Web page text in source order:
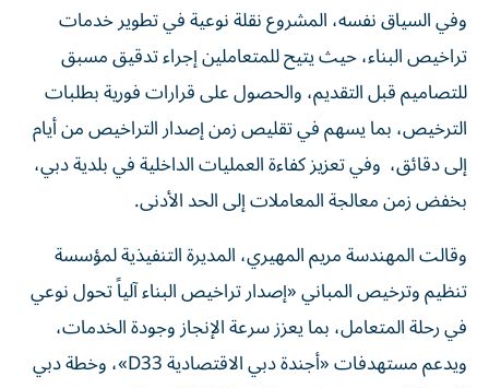
وفي السياق نفسه، المشروع نقلة نوعية في تطوير خدمات
تراخيص البناء، حيث يتيح للمتعاملين إجراء تدقيق مسبق
للتصاميم قبل التقديم، والحصول على قرارات فورية بطلبات
الترخيص، بما يسهم في تقليص زمن إصدار التراخيص من أيام
إلى دقائق، وفي تعزيز كفاءة العمليات الداخلية في بلدية دبي،
بخفض زمن معالجة المعاملات إلى الحد الأدنى.
وقالت المهندسة مريم المهيري، المديرة التنفيذية لمؤسسة
تنظيم وترخيص المباني «إصدار تراخيص البناء آلياً تحول نوعي
في رحلة المتعامل، بما يعزز سرعة الإنجاز وجودة الخدمات،
ويدعم مستهدفات «أجندة دبي الاقتصادية D33»، وخطة دبي